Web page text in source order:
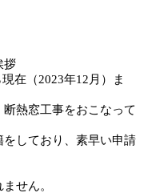
在（2023年12月）ま
熱窓工事をおこなって
しており、素早い申請
せん。